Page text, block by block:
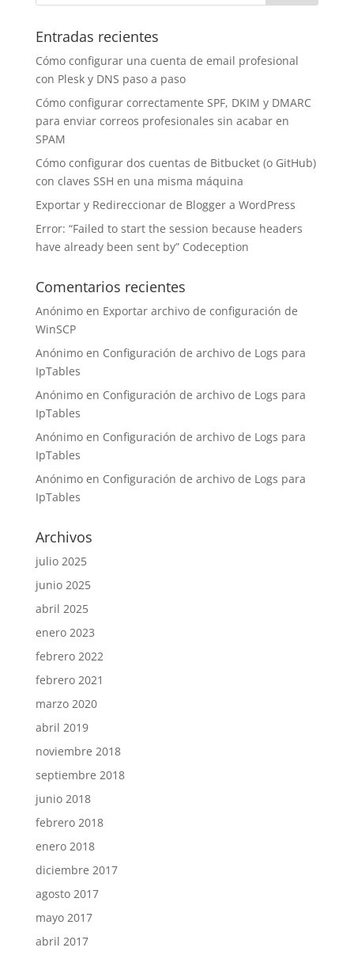
Entradas recientes
Cómo configurar una cuenta de email profesional
con Plesk y DNS paso a paso
Cómo configurar correctamente SPF, DKIM y DMARC
para enviar correos profesionales sin acabar en
SPAM
Cómo configurar dos cuentas de Bitbucket (o GitHub)
con claves SSH en una misma máquina
Exportar y Redireccionar de Blogger a WordPress
Error: “Failed to start the session because headers
have already been sent by” Codeception
Comentarios recientes
Anónimoen Exportar archivo de configuración de
WinSCP
Anónimoen Configuración de archivo de Logs para
IpTables
Anónimoen Configuración de archivo de Logs para
IpTables
Anónimoen Configuración de archivo de Logs para
IpTables
Anónimoen Configuración de archivo de Logs para
IpTables
Archivos
julio 2025
junio 2025
abril 2025
enero 2023
febrero 2022
febrero 2021
marzo 2020
abril 2019
noviembre 2018
septiembre 2018
junio 2018
febrero 2018
enero 2018
diciembre 2017
agosto 2017
mayo 2017
abril 2017